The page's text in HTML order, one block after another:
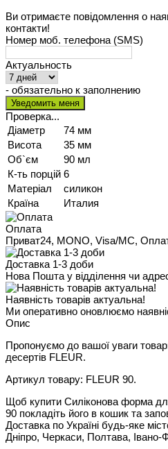
Ви отримаєте повідомлення о
контакти!
Номер моб. телефона (SMS)
Актуальность
- обязательно к заполнению
Проверка...
Діаметр
74 мм
Висота
35 мм
Об`єм
90 мл
К-ть порцій 6
Матеріал
силикон
Країна
Италия
Оплата
Приват24, MONO, Visa/MC,
Доставка 1-3 доби
Нова Пошта у відділення чи
Наявність товарів актуальна!
Ми оперативно оновлюємо
Опис
Пропонуємо до вашої уваги
десертів FLEUR.
Артикул товару: FLEUR 90.
Щоб купити Силіконова форма
90 покладіть його в кошик та
Доставка по Україні будь-яке
Дніпро, Черкаси, Полтава, Івано-